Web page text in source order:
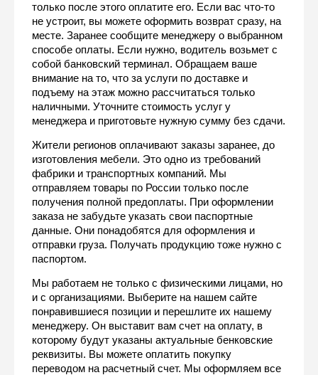
только после этого оплатите его. Если вас что-то
не устроит, вы можете оформить возврат сразу, на
месте. Заранее сообщите менеджеру о выбранном
способе оплаты. Если нужно, водитель возьмет с
собой банковский терминал. Обращаем ваше
внимание на то, что за услуги по доставке и
подъему на этаж можно рассчитаться только
наличными. Уточните стоимость услуг у
менеджера и приготовьте нужную сумму без сдачи.
Жители регионов оплачивают заказы заранее, до
изготовления мебели. Это одно из требований
фабрики и транспортных компаний. Мы
отправляем товары по России только после
получения полной предоплаты. При оформлении
заказа не забудьте указать свои паспортные
данные. Они понадобятся для оформления и
отправки груза. Получать продукцию тоже нужно с
паспортом.
Мы работаем не только с физическими лицами, но
и с организациями. Выберите на нашем сайте
понравившиеся позиции и перешлите их нашему
менеджеру. Он выставит вам счет на оплату, в
которому будут указаны актуальные бенковские
реквизиты. Вы можете оплатить покупку
переводом на расчетный счет. Мы оформляем все